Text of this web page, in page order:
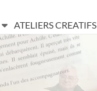
ATELIERS CREATIFS